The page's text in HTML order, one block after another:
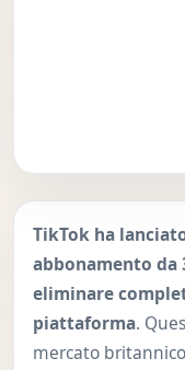
TikTok ha
abbonamento da
eliminare
piattaforma.
mercato